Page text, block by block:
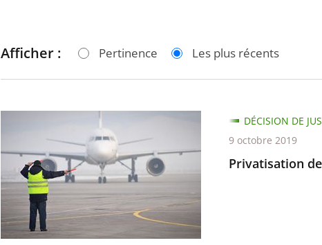
Afficher : Pertinence Les plus récents
l'aéroport
de
Toulouse-
Blagnac
Privatisation
DÉCISION DE
9 octobre 2019